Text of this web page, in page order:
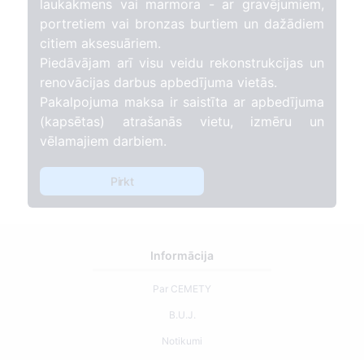
laukakmens vai marmora - ar gravējumiem,
portretiem vai bronzas burtiem un dažādiem
citiem aksesuāriem.
Piedāvājam arī visu veidu rekonstrukcijas un
renovācijas darbus apbedījuma vietās.
Pakalpojuma maksa ir saistīta ar apbedījuma
(kapsētas) atrašanās vietu, izmēru un
vēlamajiem darbiem.
Pirkt
Informācija
Par CEMETY
B.U.J.
Notikumi